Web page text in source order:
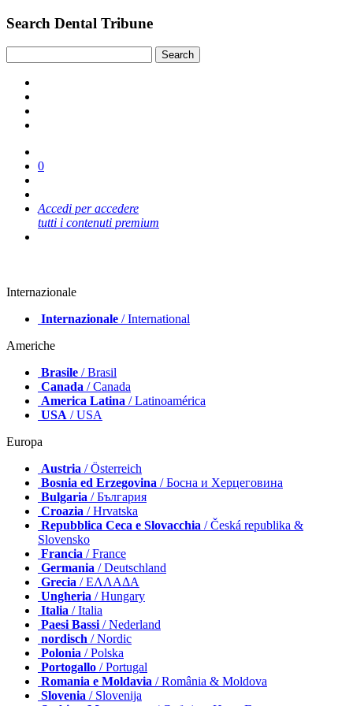
Search Dental Tribune
0
Accedi per accedere
tutti i contenuti premium
Internazionale
Internazionale / International
Americhe
Brasile / Brasil
Canada / Canada
America Latina / Latinoamérica
USA / USA
Europa
Austria / Österreich
Bosnia ed Erzegovina / Босна и Херцеговина
Bulgaria / България
Croazia / Hrvatska
Repubblica Ceca e Slovacchia / Česká republika &
Slovensko
Francia / France
Germania / Deutschland
Grecia / ΕΛΛΑΔΑ
Ungheria / Hungary
Italia / Italia
Paesi Bassi/ Nederland
nordisch / Nordic
Polonia / Polska
Portogallo / Portugal
Romania e Moldavia / România & Moldova
Slovenia / Slovenija